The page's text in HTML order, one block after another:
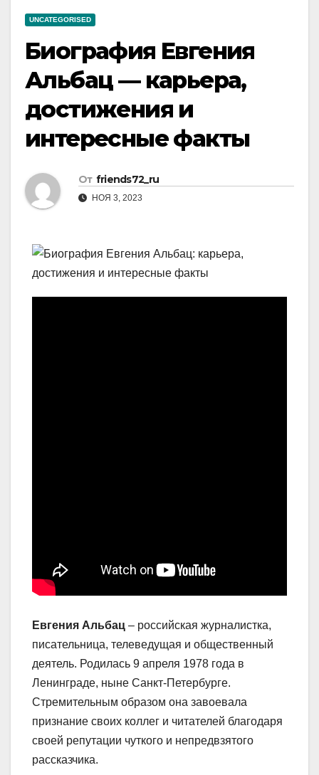
UNCATEGORISED
Биография Евгения
Альбац — карьера,
достижения и
интересные факты
От friends72_ru
НОЯ 3, 2023
Евгения Альбац – российская журналистка,
писательница, телеведущая и общественный
деятель. Родилась 9 апреля 1978 года в
Ленинграде, ныне Санкт-Петербурге.
Стремительным образом она завоевала
признание своих коллег и читателей благодаря
своей репутации чуткого и непредвзятого
рассказчика.